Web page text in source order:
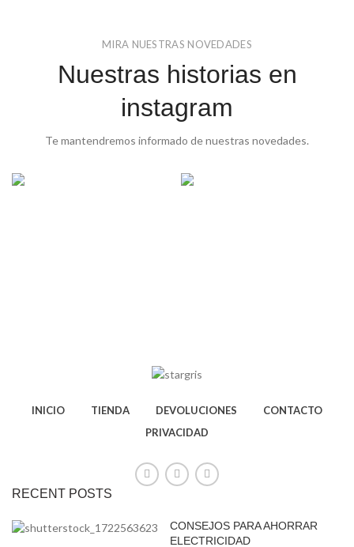
MIRA NUESTRAS NOVEDADES
Nuestras historias en
instagram
Te mantendremos informado de nuestras novedades.
INICIO TIENDA DEVOLUCIONES
CONTACTO
PRIVACIDAD
RECENT POSTS
CONSEJOS PARA AHORRAR
ELECTRICIDAD